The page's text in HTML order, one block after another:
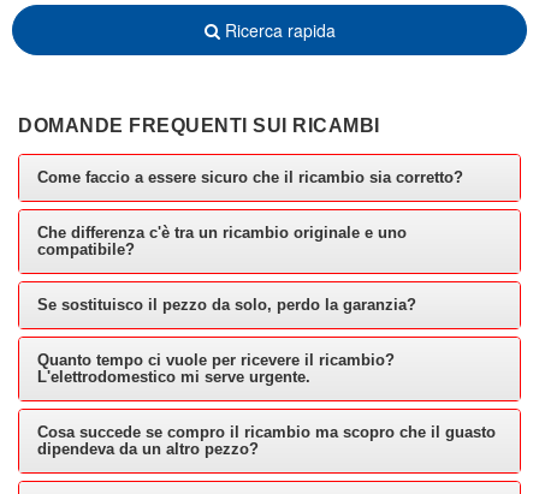
Ricerca rapida
DOMANDE FREQUENTI SUI RICAMBI
Come faccio a essere sicuro che il ricambio sia corretto?
Che differenza c'è tra un ricambio originale e uno
compatibile?
Se sostituisco il pezzo da solo, perdo la garanzia?
Quanto tempo ci vuole per ricevere il ricambio?
L'elettrodomestico mi serve urgente.
Cosa succede se compro il ricambio ma scopro che il guasto
dipendeva da un altro pezzo?